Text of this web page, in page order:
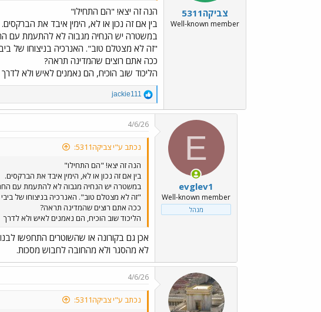
צביקה5311
Well-known member
הנה זה יצא! "הם התחילו"
בין אם זה נכון או לא, הימין איבד את הברקסים.
במשטרה יש הנחיה מגבוה לא להתעמת עם
"זה לא מצטלם טוב". האנרכיה בניצוחו של
ככה אתם רוצים שהמדינה תראה?
הליכוד שוב הוכיח, הם נאמנים לאיש ולא לדרך
R
e
a
c
o
s
:
jackie111
E
evglev1
Well-known member
מנהל
4/6/26
נכתב ע"י צביקה5311:
הנה זה יצא! "הם התחילו"
בין אם זה נכון או לא, הימין איבד את הברקסים.
במשטרה יש הנחיה מגבוה לא להתעמת עם
"זה לא מצטלם טוב". האנרכיה בניצוחו של ביבי
ככה אתם רוצים שהמדינה תראה?
הליכוד שוב הוכיח, הם נאמנים לאיש ולא לדרך
אכן גם בקורונה או שהשוטרים התחפשו
לא מהסגר ולא מהחובה לחבוש מסכות.
4/6/26
נכתב ע"י צביקה5311: